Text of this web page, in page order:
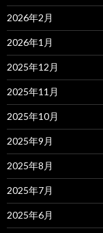
2026年2月
2026年1月
2025年12月
2025年11月
2025年10月
2025年9月
2025年8月
2025年7月
2025年6月